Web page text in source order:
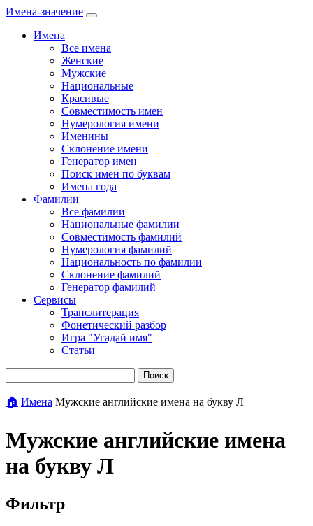
Имена-значение
Имена
Все имена
Женские
Мужские
Национальные
Красивые
Совместимость имен
Нумерология имени
Именины
Склонение имени
Генератор имен
Поиск имен по буквам
Имена года
Фамилии
Все фамилии
Национальные фамилии
Совместимость фамилий
Нумерология фамилий
Национальность по фамилии
Склонение фамилий
Генератор фамилий
Сервисы
Транслитерация
Фонетический разбор
Игра "Угадай имя"
Статьи
Поиск
🏠 Имена Мужские английские имена на букву Л
Мужские английские имена
на букву Л
Фильтр